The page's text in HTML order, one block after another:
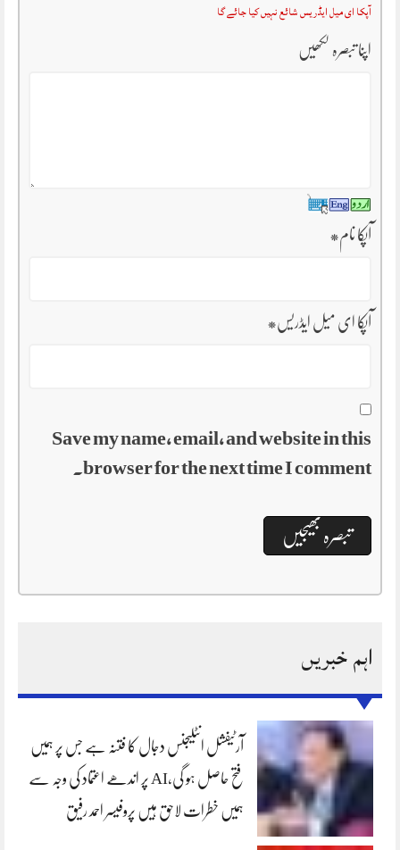
آپکا ای میل ایڈریس شائع نہیں کیا جائے گا
اپنا تبصرہ لکھیں
آپکا نام*
آپکا ای میل ایڈریس*
Save my name, email, and website in this
browser for the next time I comment.
اہم خبریں
آرٹیفشل انٹلیجنس دجال کا فتنہ ہے جس پر ہمیں
فتح حاصل ہو گی،AI پر اندھے اعتماد کی وجہ سے
ہمیں خطرات لاحق ہیں پروفیسر احمد رفیق